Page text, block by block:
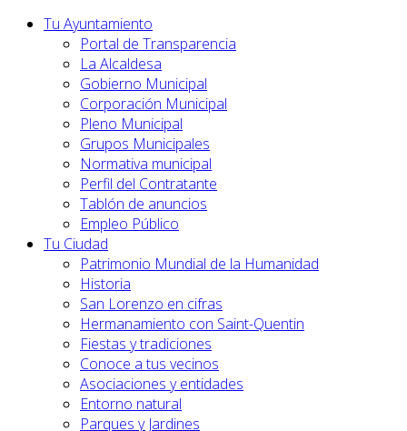
Tu Ayuntamiento
Portal de Transparencia
La Alcaldesa
Gobierno Municipal
Corporación Municipal
Pleno Municipal
Grupos Municipales
Normativa municipal
Perfil del Contratante
Tablón de anuncios
Empleo Público
Tu Ciudad
Patrimonio Mundial de la Humanidad
Historia
San Lorenzo en cifras
Hermanamiento con Saint-Quentin
Fiestas y tradiciones
Conoce a tus vecinos
Asociaciones y entidades
Entorno natural
Parques y Jardines